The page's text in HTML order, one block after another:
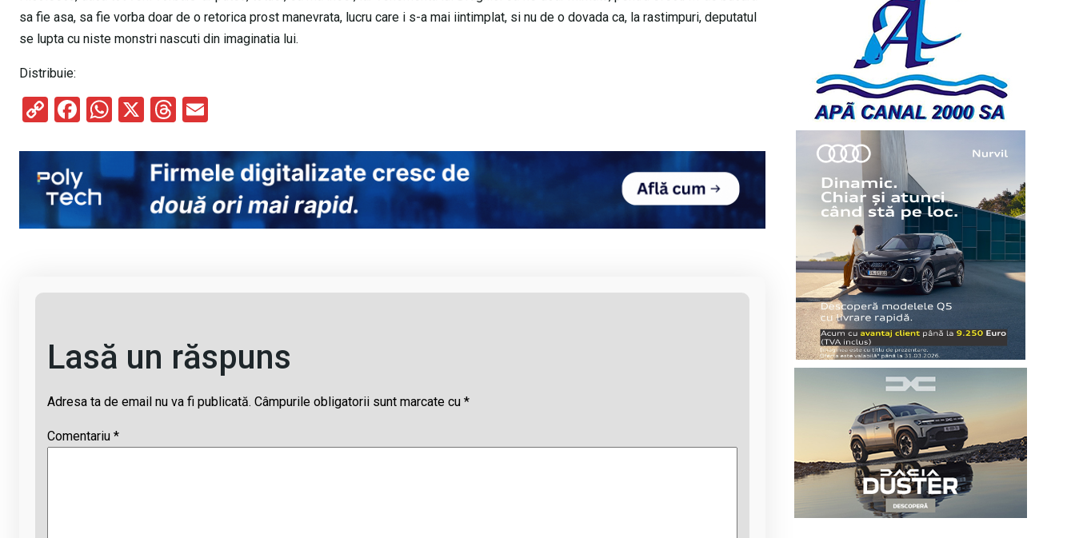
sa fie asa, sa fie vorba doar de o retorica prost manevrata, lucru care i s-a mai iintimplat, si nu de o dovada ca, la rastimpuri, deputatul
se lupta cu niste monstri nascuti din imaginatia lui.
Distribuie:
C
py
Li
n
k
F
ce
b
o
o
W
at
s
A
p
X
T
e
a
d
s
ail
Lasă un răspuns
Adresa ta de email nu va fi publicată. Câmpurile obligatorii sunt marcate cu *
Comentariu *